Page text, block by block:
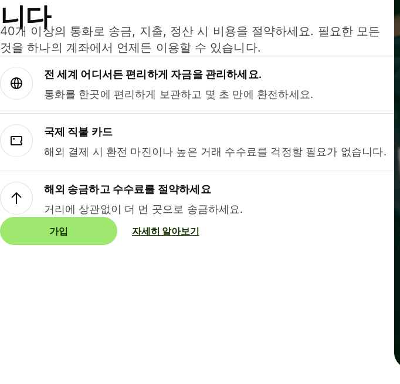
니다
40개 이상의 통화로 송금, 지출, 정산 시 비용을 절약하세요. 필요한 모든
것을 하나의 계좌에서 언제든 이용할 수 있습니다.
전 세계 어디서든 편리하게 자금을 관리하세요.
통화를 한곳에 편리하게 보관하고 몇 초 만에 환전하세요.
국제 직불 카드
해외 결제 시 환전 마진이나 높은 거래 수수료를 걱정할 필요가 없습니다.
해외 송금하고 수수료를 절약하세요
거리에 상관없이 더 먼 곳으로 송금하세요.
가입 자세히 알아보기